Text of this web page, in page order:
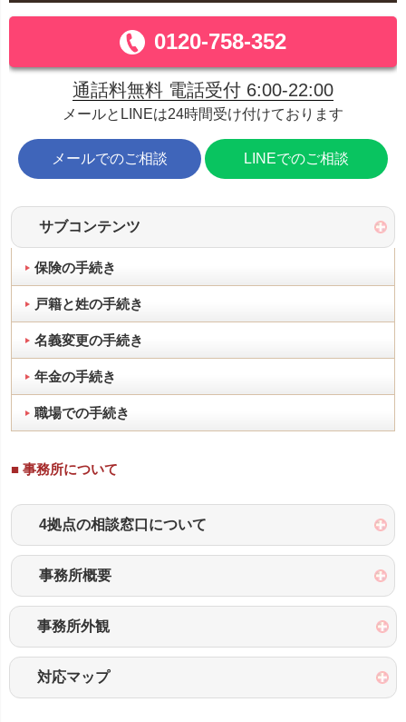
0120-758-352
通話料無料 電話受付 6:00-22:00
メールとLINEは24時間受け付けております
メールでのご相談 LINEでのご相談
サブコンテンツ
保険の手続き
戸籍と姓の手続き
名義変更の手続き
年金の手続き
職場での手続き
■ 事務所について
4拠点の相談窓口について
事務所概要
事務所外観
対応マップ